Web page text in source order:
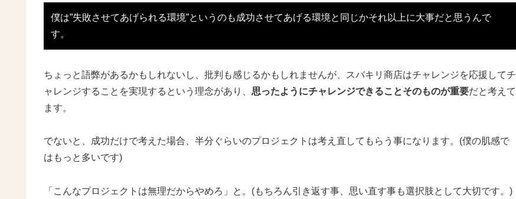
僕は”失敗させてあげられる環境”というのも成功させてあげる環境と同じかそれ以上に大事だと思うんで
す。
ちょっと語弊があるかもしれないし、批判も感じるかもしれませんが、スバキリ商店はチャレンジを応援してチ
ャレンジすることを実現するという理念があり、 思ったようにチャレンジできることそのものが重要だと考えて
ます。
でないと、成功だけで考えた場合、半分ぐらいのプロジェクトは考え直してもらう事になります。(僕の肌感で
はもっと多いです)
「こんなプロジェクトは無理だからやめろ」と。(もちろん引き返す事、思い直す事も選択肢として大切です。)